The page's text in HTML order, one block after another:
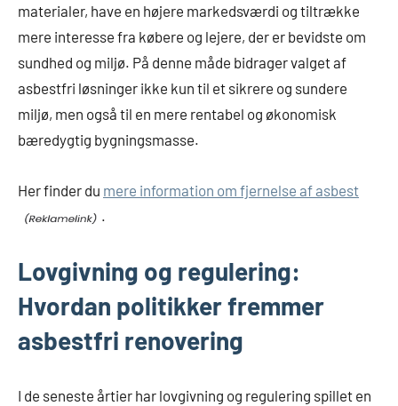
materialer, have en højere markedsværdi og tiltrække
mere interesse fra købere og lejere, der er bevidste om
sundhed og miljø. På denne måde bidrager valget af
asbestfri løsninger ikke kun til et sikrere og sundere
miljø, men også til en mere rentabel og økonomisk
bæredygtig bygningsmasse.
Her finder du mere information om fjernelse af asbest
.
Lovgivning og regulering:
Hvordan politikker fremmer
asbestfri renovering
I de seneste årtier har lovgivning og regulering spillet en